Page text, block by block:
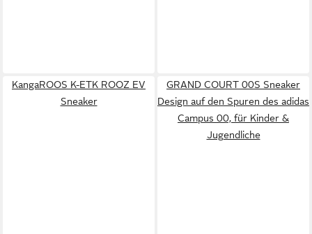
KangaROOS K-ETK ROOZ EV
Sneaker
GRAND COURT 00S Sneaker
Design auf den Spuren des adidas
Campus 00, für Kinder &
Jugendliche